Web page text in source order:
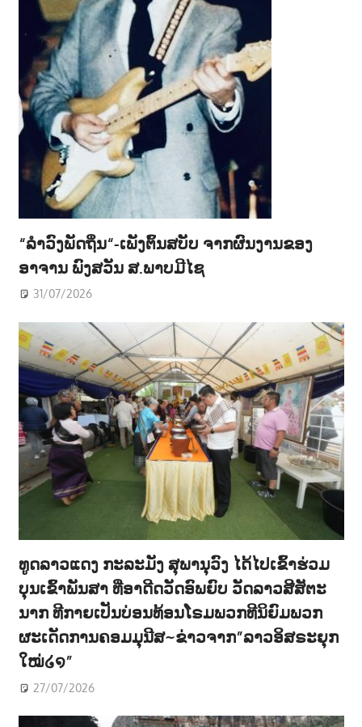
“ລຳວົງພັດຖິ່ນ“-ເພັງຕົ້ນສບັບ ຈາກຜົນງານຂອງ
ອາຈານ ພົງສວັນ ສ.ພາບມີໄຊ
31/07/2026
ທູດລາວແດງ ກະລະມັງ ສຸພານຸວົງ ໄດ້ໄປເຂົ້າຮ່ວມ
ບຸນເຂົ້າພັນສາ ທີ່ອາດີດວັດອົພຍົບ ວັດລາວສີສັຕະ
ນາກ ທີກາຍເປັນບ່ອນທ້ອນໂຣມພວກທີນິຍົມພວກ
ຜະເດັດການຄອມມຸນີສ~ຂ່າວຈາກ”ລາວອິສຣະຍຸກ
ໃໝ່໒໑”
27/07/2026